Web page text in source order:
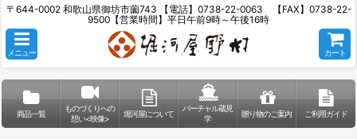
〒644-0002 和歌山県御坊市薗743 【電話】0738-22-0063 【FAX】0738-22-
9500【営業時間】平日午前9時～午後16時
メニュー カート
商品一覧
ものづくりへの
想い<映像>
堀河屋について
バーチャル蔵見
学
贈り物のご案内 ご利用ガイド